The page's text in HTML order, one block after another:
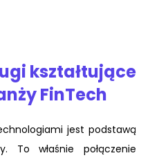
kształtujące
FinTech
jest podstawą
To właśnie połączenie